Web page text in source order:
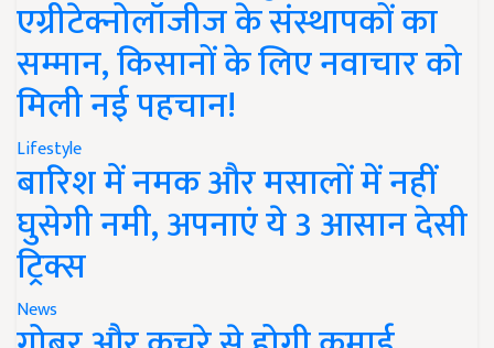
एग्रीटेक्नोलॉजीज के संस्थापकों का
सम्मान, किसानों के लिए नवाचार को
मिली नई पहचान!
Lifestyle
बारिश में नमक और मसालों में नहीं
घुसेगी नमी, अपनाएं ये 3 आसान देसी
ट्रिक्स
News